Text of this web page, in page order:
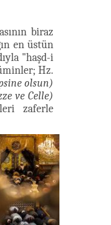
biraz
en üstün
"haşd-i
Hz.
olsun)
ve Celle)
zaferle